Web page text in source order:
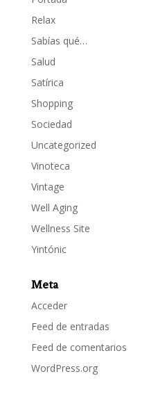
Relax
Sabías qué…
Salud
Satírica
Shopping
Sociedad
Uncategorized
Vinoteca
Vintage
Well Aging
Wellness Site
Yintónic
Meta
Acceder
Feed de entradas
Feed de comentarios
WordPress.org